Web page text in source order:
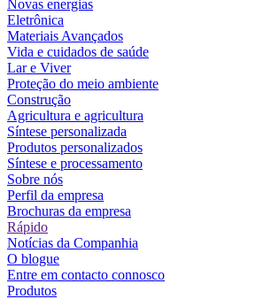
Novas energias
Eletrônica
Materiais Avançados
Vida e cuidados de saúde
Lar e Viver
Proteção do meio ambiente
Construção
Agricultura e agricultura
Síntese personalizada
Produtos personalizados
Síntese e processamento
Sobre nós
Perfil da empresa
Brochuras da empresa
Rápido
Notícias da Companhia
O blogue
Entre em contacto connosco
Produtos